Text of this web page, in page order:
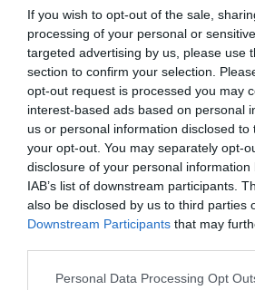
If you wish to opt-out of the sale,
processing of your personal or
targeted advertising by us, please use
section to confirm your selection.
opt-out request is processed you may
interest-based ads based on personal
us or personal information disclosed
your opt-out. You may separately opt-
disclosure of your personal
IAB’s list of downstream participants.
also be disclosed by us to third parties
Downstream Participants that may
Please note that this website/app uses
Personal Data Processing Opt
14.06.2026 ΣΚΟΠΟΒΟΛΗ